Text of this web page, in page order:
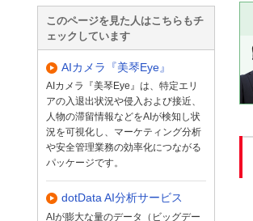
このページを見た人はこちらもチ
ェックしています
AIカメラ『美琴Eye』
AIカメラ『美琴Eye』は、特定エリ
アの入退出状況や侵入および接近、
人物の滞留情報などをAIが検知し状
況を可視化し、マーケティング分析
や安全管理業務の効率化につながる
パッケージです。
dotData AI分析サービス
AIが膨大な量のデータ（ビッグデー